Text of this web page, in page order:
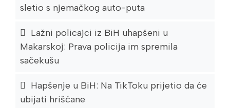
sletio s njemačkog auto-puta
Lažni policajci iz BiH uhapšeni u
Makarskoj: Prava policija im spremila
sačekušu
Hapšenje u BiH: Na TikToku prijetio da će
ubijati hrišćane